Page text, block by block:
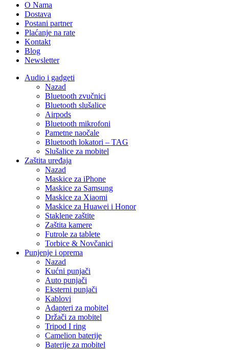
O Nama
Dostava
Postani partner
Plaćanje na rate
Kontakt
Blog
Newsletter
Audio i gadgeti
Nazad
Bluetooth zvučnici
Bluetooth slušalice
Airpods
Bluetooth mikrofoni
Pametne naočale
Bluetooth lokatori – TAG
Slušalice za mobitel
Zaštita uređaja
Nazad
Maskice za iPhone
Maskice za Samsung
Maskice za Xiaomi
Maskice za Huawei i Honor
Staklene zaštite
Zaštita kamere
Futrole za tablete
Torbice & Novčanici
Punjenje i oprema
Nazad
Kućni punjači
Auto punjači
Eksterni punjači
Kablovi
Adapteri za mobitel
Držači za mobitel
Tripod I ring
Camelion baterije
Baterije za mobitel